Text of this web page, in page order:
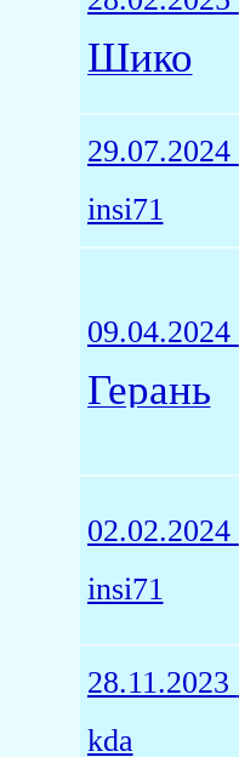
Шико
29.07.2024
insi71
09.04.2024
Герань
02.02.2024
insi71
28.11.2023
kda